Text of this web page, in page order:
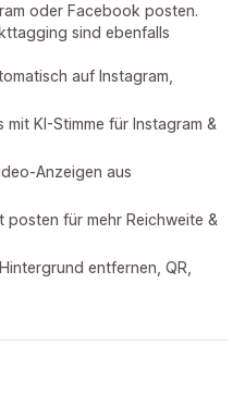
oder Facebook posten.
sind ebenfalls
auf Instagram,
KI-Stimme für Instagram &
Anzeigen aus
posten für mehr Reichweite &
entfernen, QR,